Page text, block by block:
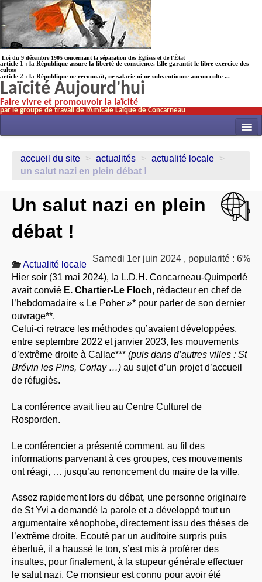
Loi du 9 décembre 1905 concernant la séparation des Églises et de l’État
article 1 : la République assure la liberté de conscience. Elle garantit le libre exercice des
cultes
article 2 : la République ne reconnaît, ne salarie ni ne subventionne aucun culte ...
Laïcité Aujourd'hui
Faire vivre et promouvoir la laïcité
par le groupe de travail de l’Amicale Laïque de Concarneau
ACTUALITÉS
ÉCOLES
HISTOIRE(s)
À PROPOS
LIBRES OPINIONS
* [ connexion Adhérents ] .
accueil du site > actualités > actualité locale >
un salut nazi en plein débat !
Un salut nazi en plein
débat !
Samedi 1er juin 2024 , popularité : 6%
Actualité locale
Hier soir (31 mai 2024), la L.D.H. Concarneau-Quimperlé
avait convié E. Chartier-Le Floch, rédacteur en chef de
l’hebdomadaire « Le Poher »* pour parler de son dernier
ouvrage**.
Celui-ci retrace les méthodes qu’avaient développées,
entre septembre 2022 et janvier 2023, les mouvements
d’extrême droite à Callac*** (puis dans d’autres villes : St
Brévin les Pins, Corlay …) au sujet d’un projet d’accueil
de réfugiés.
La conférence avait lieu au Centre Culturel de
Rosporden.
Le conférencier a présenté comment, au fil des
informations parvenant à ces groupes, ces mouvements
ont réagi, … jusqu’au renoncement du maire de la ville.
Assez rapidement lors du débat, une personne originaire
de St Yvi a demandé la parole et a développé tout un
argumentaire xénophobe, directement issu des thèses de
l’extrême droite. Ecouté par un auditoire surpris puis
éberlué, il a haussé le ton, s’est mis à proférer des
insultes, pour finalement, à la stupeur générale effectuer
le salut nazi. Ce monsieur est connu pour avoir été